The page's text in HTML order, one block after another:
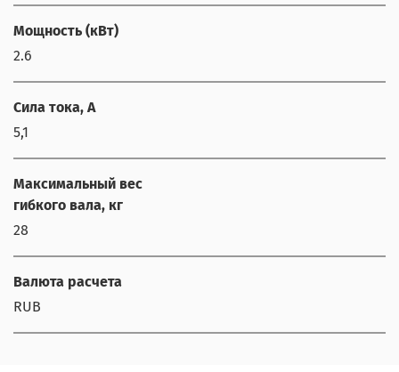
Мощность (кВт)
2.6
Сила тока, А
5,1
Максимальный вес
гибкого вала, кг
28
Валюта расчета
RUB